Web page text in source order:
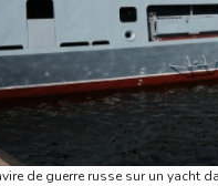
de guerre russe sur un yacht